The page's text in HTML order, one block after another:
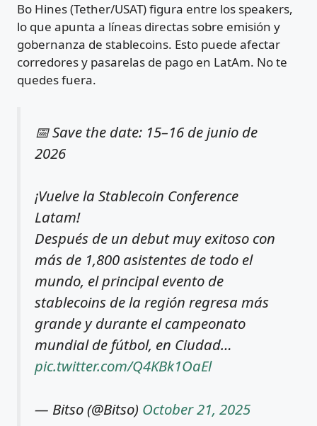
Bo Hines (Tether/USAT) figura entre los speakers,
lo que apunta a líneas directas sobre emisión y
gobernanza de stablecoins. Esto puede afectar
corredores y pasarelas de pago en LatAm. No te
quedes fuera.
📅 Save the date: 15–16 de junio de
2026
¡Vuelve la Stablecoin Conference
Latam!
Después de un debut muy exitoso con
más de 1,800 asistentes de todo el
mundo, el principal evento de
stablecoins de la región regresa más
grande y durante el campeonato
mundial de fútbol, en Ciudad…
pic.twitter.com/Q4KBk1OaEl
— Bitso (@Bitso) October 21, 2025